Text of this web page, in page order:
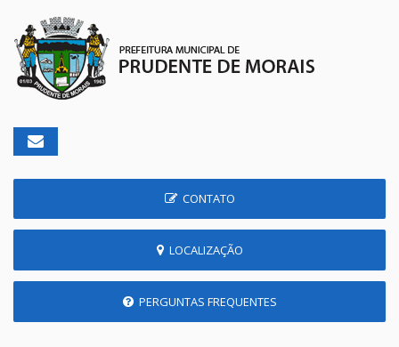
CONTATO
LOCALIZAÇÃO
PERGUNTAS FREQUENTES